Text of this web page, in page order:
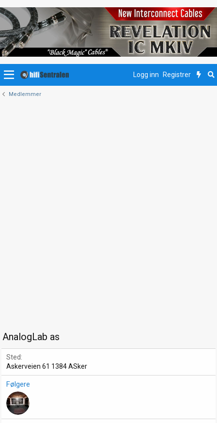
Logg inn Registrer
Medlemmer
AnalogLab as
Sted
Askerveien 61 1384 ASker
Følgere